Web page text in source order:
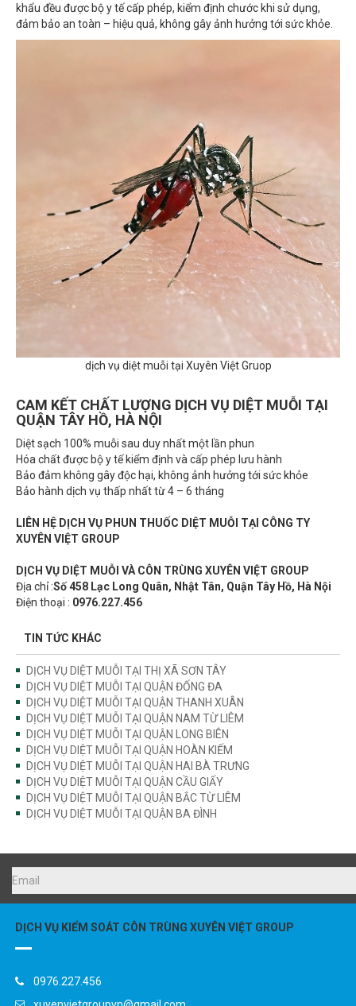
đảm bảo an toàn – hiệu quả, không gây ảnh hưởng tới sức khỏe.
dịch vụ diệt muỗi tại Xuyên Việt Gruop
CAM KẾT CHẤT LƯỢNG DỊCH VỤ DIỆT MUỖI TẠI
QUẬN TÂY HỒ, HÀ NỘI
Hóa chất được bộ y tế kiểm định và cấp phép lưu hành
Bảo đảm không gây độc hại, không ảnh hưởng tới sức khỏe
Bảo hành dịch vụ thấp nhất từ 4 – 6 tháng
LIÊN HỆ DỊCH VỤ PHUN THUỐC DIỆT MUỖI TẠI CÔNG TY
XUYÊN VIỆT GROUP
DỊCH VỤ DIỆT MUỖI VÀ CÔN TRÙNG XUYÊN VIỆT GROUP
Địa chỉ :Số 458 Lạc Long Quân, Nhật Tân, Quận Tây Hồ, Hà Nội
Điện thoại : 0976.227.456
TIN TỨC KHÁC
DỊCH VỤ DIỆT MUỖI TẠI THỊ XÃ SƠN TÂY
DỊCH VỤ DIỆT MUỖI TẠI QUẬN ĐỐNG ĐA
DỊCH VỤ DIỆT MUỖI TẠI QUẬN THANH XUÂN
DỊCH VỤ DIỆT MUỖI TẠI QUẬN NAM TỪ LIÊM
DỊCH VỤ DIỆT MUỖI TẠI QUẬN LONG BIÊN
DỊCH VỤ DIỆT MUỖI TẠI QUẬN HOÀN KIẾM
DỊCH VỤ DIỆT MUỖI TẠI QUẬN HAI BÀ TRƯNG
DỊCH VỤ DIỆT MUỖI TẠI QUẬN CẦU GIẤY
DỊCH VỤ DIỆT MUỖI TẠI QUẬN BẮC TỪ LIÊM
DỊCH VỤ DIỆT MUỖI TẠI QUẬN BA ĐÌNH
DỊCH VỤ KIỂM SOÁT CÔN TRÙNG XUYÊN VIỆT GROUP